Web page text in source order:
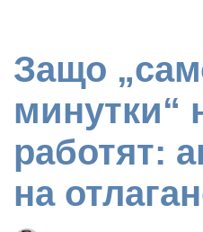
Защо
минутки“
работят:
на